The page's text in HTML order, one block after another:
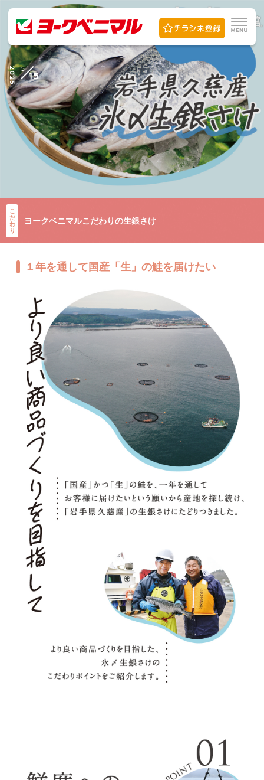
2025 5
15
こ
だ
わ
り
ヨークベニマルこだわりの生銀さけ
１年を通して国産「生」の鮭を届けたい